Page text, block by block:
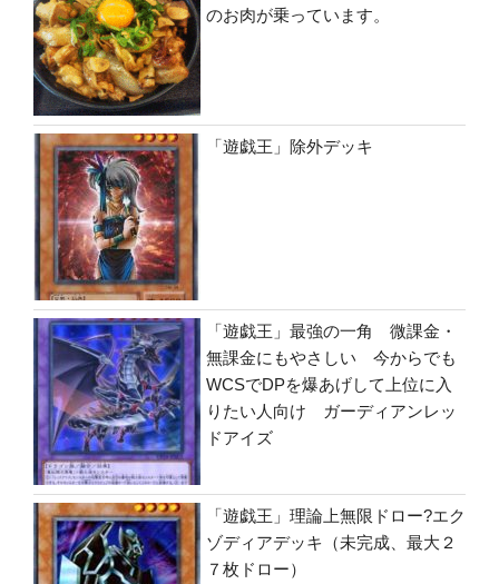
のお肉が乗っています。
「遊戯王」除外デッキ
「遊戯王」最強の一角 微課金・
無課金にもやさしい 今からでも
WCSでDPを爆あげして上位に入
りたい人向け ガーディアンレッ
ドアイズ
「遊戯王」理論上無限ドロー?エク
ゾディアデッキ（未完成、最大２
７枚ドロー）